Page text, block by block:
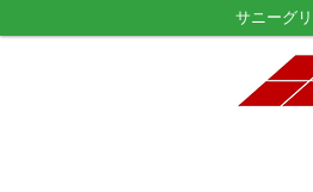
サニーグ